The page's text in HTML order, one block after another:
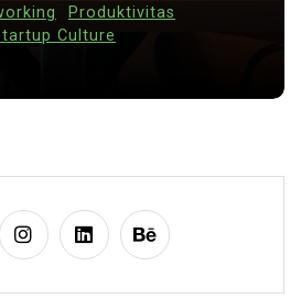
Produktivitas
Culture